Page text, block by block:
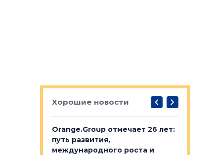
Хорошие новости
выбрали
Orange.Group отмечает 26 лет:
путь развития,
международного роста и